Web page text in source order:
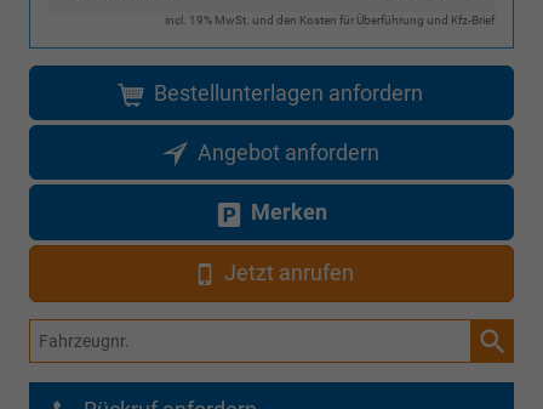
incl. 19% MwSt. und den Kosten für Überführung und Kfz-Brief
Bestellunterlagen anfordern
Angebot anfordern
Merken
Jetzt anrufen
Fahrzeugnr.